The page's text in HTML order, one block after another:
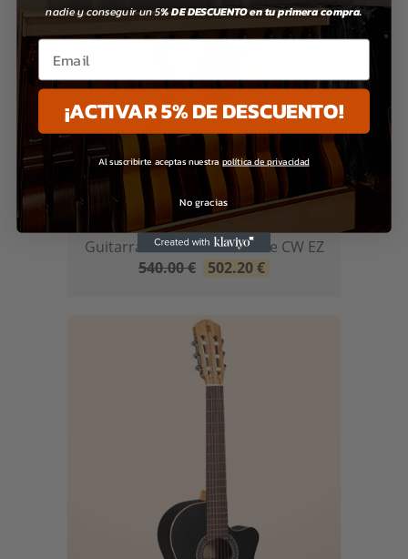
ALHAMBRA
Guitarra Alhambra Z Nature CW EZ
540.00€ 502.20€
nadie y conseguir un 5% DE DESCUENTO en tu primera compra.
Email
¡ACTIVAR 5% DE DESCUENTO!
Al suscribirte aceptas nuestrapolítica de privacidad
No gracias